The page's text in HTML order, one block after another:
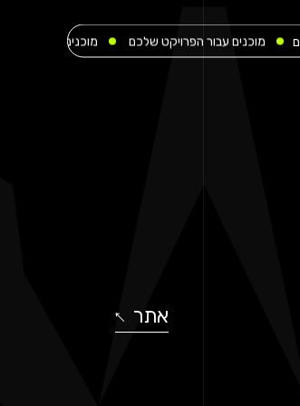
אתר ↓
↓
עבור הפרויקט שלכם מוכנים עבור הפרויקט שלכם